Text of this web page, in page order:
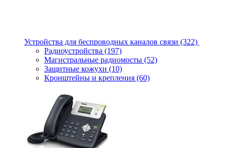
Устройства для беспроводных каналов связи (322)
Радиоустройства (197)
Магистральные радиомосты (52)
Защитные кожухи (10)
Кронштейны и крепления (60)